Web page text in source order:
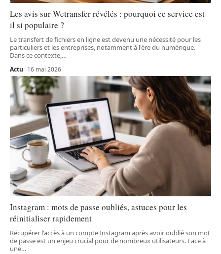
Les avis sur Wetransfer révélés : pourquoi ce service est-
il si populaire ?
Le transfert de fichiers en ligne est devenu une nécessité pour les
particuliers et les entreprises, notamment à l'ère du numérique.
Dans ce contexte, …
Actu 16 mai 2026
Instagram : mots de passe oubliés, astuces pour les
réinitialiser rapidement
Récupérer l'accès à un compte Instagram après avoir oublié son mot
de passe est un enjeu crucial pour de nombreux utilisateurs. Face à
une…